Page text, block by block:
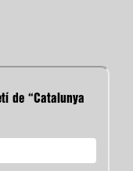
de “Catalunya